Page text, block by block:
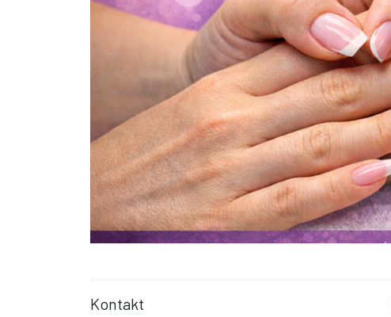
Kontakt